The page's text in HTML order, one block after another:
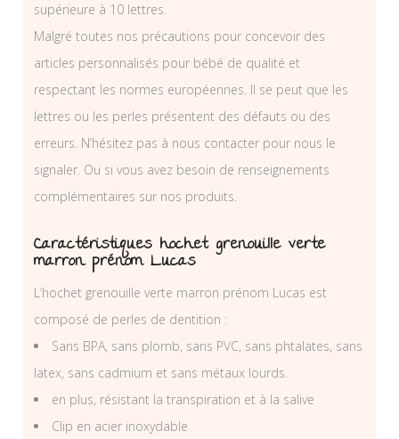
supérieure à 10 lettres.
Malgré toutes nos précautions pour concevoir des
articles personnalisés pour bébé de qualité et
respectant les normes européennes. Il se peut que les
lettres ou les perles présentent des défauts ou des
erreurs. N’hésitez pas à nous contacter pour nous le
signaler. Ou si vous avez besoin de renseignements
complémentaires sur nos produits.
Caractéristiques hochet grenouille verte
marron prénom Lucas
L’hochet grenouille verte marron prénom Lucas est
composé de perles de dentition :
Sans BPA, sans plomb, sans PVC, sans phtalates, sans
latex, sans cadmium et sans métaux lourds.
en plus, résistant la transpiration et à la salive
Clip en acier inoxydable